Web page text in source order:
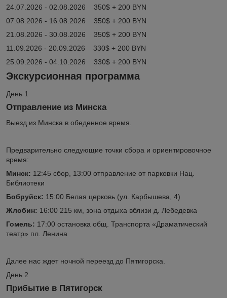
24.07.2026 - 02.08.2026 350$ + 200 BYN
07.08.2026 - 16.08.2026 350$ + 200 BYN
21.08.2026 - 30.08.2026 350$ + 200 BYN
11.09.2026 - 20.09.2026 330$ + 200 BYN
25.09.2026 - 04.10.2026 330$ + 200 BYN
Экскурсионная программа
День 1
Отправление из Минска
Выезд из Минска в обеденное время.
Предварительно следующие точки сбора и ориентировочное
время:
Минск: 12:45 сбор, 13:00 отправление от парковки Нац.
Библиотеки
Бобруйск: 15:00 Белая церковь (ул. Карбышева, 4)
Жлобин: 16:00 215 км, зона отдыха вблизи д. Лебедевка
Гомель: 17:00 остановка общ. Транспорта «Драматический
театр» пл. Ленина
Далее нас ждет ночной переезд до Пятигорска.
День 2
Прибытие в Пятигорск